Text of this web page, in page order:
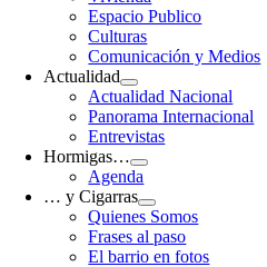
Espacio Publico
Culturas
Comunicación y Medios
Actualidad
Actualidad Nacional
Panorama Internacional
Entrevistas
Hormigas…
Agenda
… y Cigarras
Quienes Somos
Frases al paso
El barrio en fotos